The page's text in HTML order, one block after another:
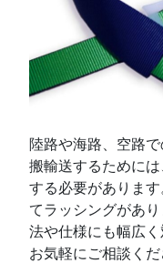
陸路や海路、空路
搬輸送するために
する必要がありま
てラッシングがあ
法や仕様にも幅広く
お気軽にご相談くだ